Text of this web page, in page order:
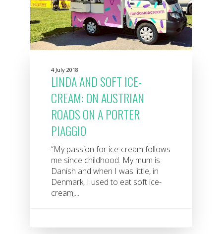
4 July 2018
LINDA AND SOFT ICE-
CREAM: ON AUSTRIAN
ROADS ON A PORTER
PIAGGIO
“My passion for ice-cream follows
me since childhood. My mum is
Danish and when I was little, in
Denmark, I used to eat soft ice-
cream,...